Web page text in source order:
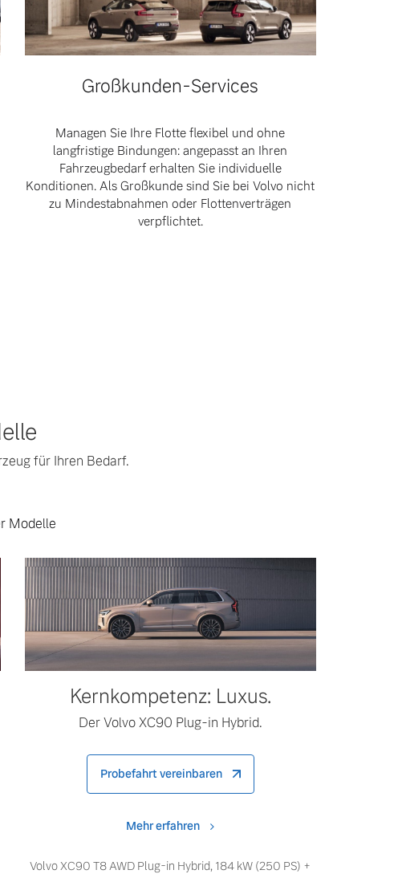
Großkunden-Services
Managen Sie Ihre Flotte flexibel und ohne
langfristige Bindungen: angepasst an Ihren
Fahrzeugbedarf erhalten Sie individuelle
Konditionen. Als Großkunde sind Sie bei Volvo nicht
zu Mindestabnahmen oder Flottenverträgen
verpflichtet.
für Ihren Bedarf.
Modelle
Kernkompetenz: Luxus.
Der Volvo XC90 Plug-in Hybrid.
Probefahrt vereinbaren
Mehr erfahren
Volvo XC90 T8 AWD Plug-in Hybrid, 184 kW (250 PS) +